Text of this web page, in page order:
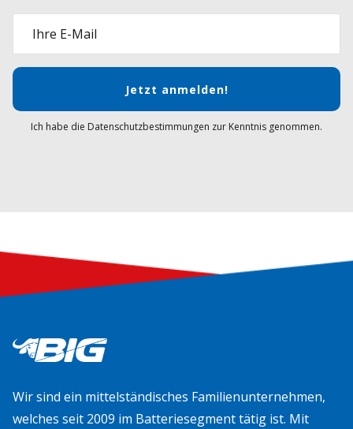
Ihre E-Mail
Jetzt anmelden!
Ich habe die Datenschutzbestimmungen zur Kenntnis genommen.
Wir sind ein mittelständisches Familienunternehmen,
welches seit 2009 im Batteriesegment tätig ist. Mit